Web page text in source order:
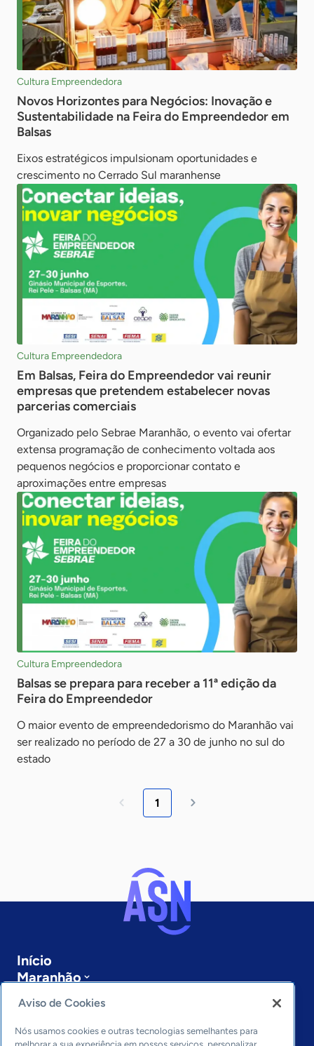
Cultura Empreendedora
Novos Horizontes para Negócios: Inovação e
Sustentabilidade na Feira do Empreendedor em
Balsas
Eixos estratégicos impulsionam oportunidades e
crescimento no Cerrado Sul maranhense
Cultura Empreendedora
Em Balsas, Feira do Empreendedor vai reunir
empresas que pretendem estabelecer novas
parcerias comerciais
Organizado pelo Sebrae Maranhão, o evento vai ofertar
extensa programação de conhecimento voltada aos
pequenos negócios e proporcionar contato e
aproximações entre empresas
Cultura Empreendedora
Balsas se prepara para receber a 11ª edição da
Feira do Empreendedor
O maior evento de empreendedorismo do Maranhão vai
ser realizado no período de 27 a 30 de junho no sul do
estado
1
Início
Maranhão
Últimas notícias
Entre em contato
Aviso de Cookies
Nós usamos cookies e outras tecnologias semelhantes para